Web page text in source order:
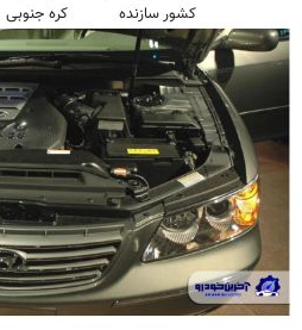
کشور سازنده
کره جنوبی